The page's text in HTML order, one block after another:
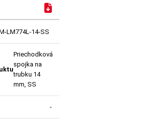
LM774L-14-SS
Priechodková
spojka na
trubku 14
mm, SS
-